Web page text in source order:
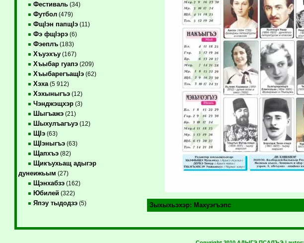
Фестиваль(34)
Футбол(479)
ФщIэн папщIэ(11)
Фэ фщIэрэ(6)
Фэеплъ(183)
Хъуэхъу(167)
Хъыбар гуапэ(209)
ХъыбарегъащIэ(62)
Хэха(5 912)
Хэхыныгъэ(12)
Чэнджэщхэр(3)
Шыгъажэ(21)
Шыхулъагъуэ(12)
ЩIэ(63)
ЩIэныгъэ(63)
Щапхъэ(82)
Щикъухьащ адыгэр
дунеижьым (27)
Щэнхабзэ(162)
Юбилей(322)
Япэу тыдодзэ(5) Зыхыхьэхэр: Махуэгъэпс